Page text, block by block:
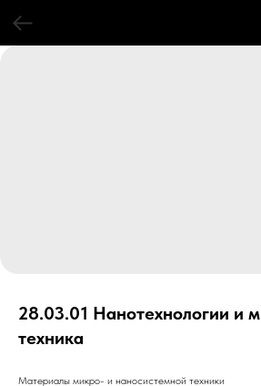
28.03.01 Нанотехнологии и
техника
Материалы микро- и наносистемной техники